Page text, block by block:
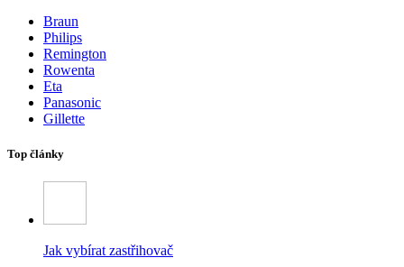
Braun
Philips
Remington
Rowenta
Eta
Panasonic
Gillette
Top články
Jak vybírat zastřihovač